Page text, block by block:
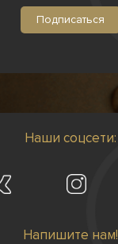
Наши соцсети:
Напишите нам!